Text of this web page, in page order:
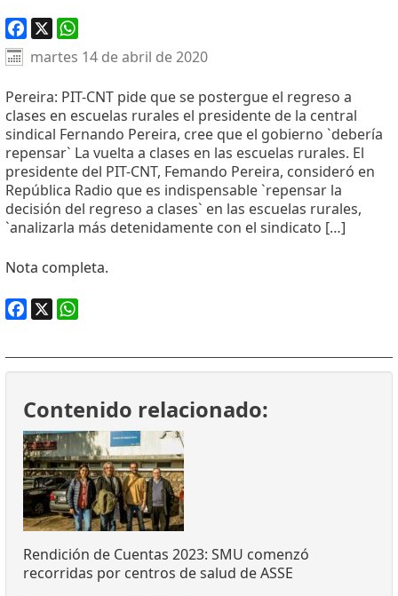
Facebook
X WhatsApp
martes 14 de abril de 2020
Pereira: PIT-CNT pide que se postergue el regreso a
clases en escuelas rurales el presidente de la central
sindical Fernando Pereira, cree que el gobierno `debería
repensar` La vuelta a clases en las escuelas rurales. El
presidente del PIT-CNT, Femando Pereira, consideró en
República Radio que es indispensable `repensar la
decisión del regreso a clases` en las escuelas rurales,
`analizarla más detenidamente con el sindicato […]
Nota completa.
Contenido relacionado:
Rendición de Cuentas 2023: SMU comenzó
recorridas por centros de salud de ASSE